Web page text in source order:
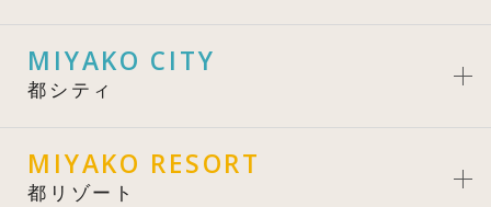
MIYAKO CITY
都シティ
MIYAKO RESORT
都リゾート